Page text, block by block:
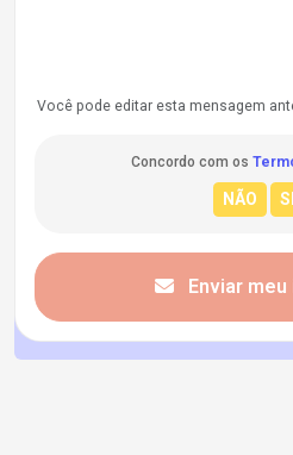
Você pode editar esta mensagem
Concordo com os
Enviar